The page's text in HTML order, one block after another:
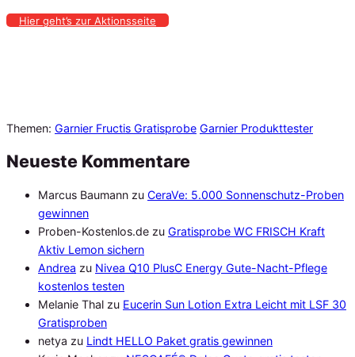
Hier geht’s zur Aktionsseite
Themen: Garnier Fructis Gratisprobe Garnier Produkttester
Neueste Kommentare
Marcus Baumann zu CeraVe: 5.000 Sonnenschutz-Proben
gewinnen
Proben-Kostenlos.de zu Gratisprobe WC FRISCH Kraft
Aktiv Lemon sichern
Andrea zu Nivea Q10 PlusC Energy Gute-Nacht-Pflege
kostenlos testen
Melanie Thal zu Eucerin Sun Lotion Extra Leicht mit LSF 30
Gratisproben
netya zu Lindt HELLO Paket gratis gewinnen